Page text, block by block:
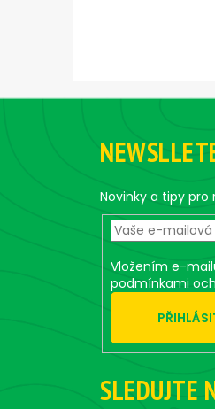
Z
Novinky a tipy
Vložením e-
podmínkami
SLEDUJTE